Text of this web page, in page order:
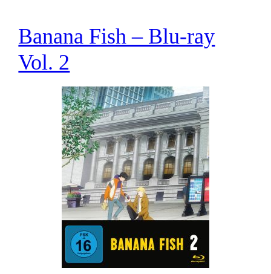
Banana Fish – Blu-ray
Vol. 2